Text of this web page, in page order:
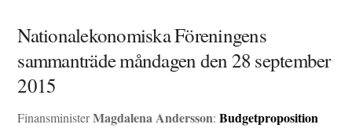
Nationalekonomiska Föreningens
sammanträde måndagen den 28 september
2015
FinansministerMagdalena Andersson:Budgetproposition